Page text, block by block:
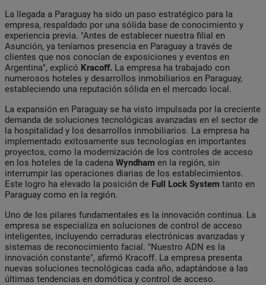
La llegada a Paraguay ha sido un paso estratégico para la
empresa, respaldado por una sólida base de conocimiento y
experiencia previa. "Antes de establecer nuestra filial en
Asunción, ya teníamos presencia en Paraguay a través de
clientes que nos conocían de exposiciones y eventos en
Argentina", explicó Kracoff. La empresa ha trabajado con
numerosos hoteles y desarrollos inmobiliarios en Paraguay,
estableciendo una reputación sólida en el mercado local.
La expansión en Paraguay se ha visto impulsada por la creciente
demanda de soluciones tecnológicas avanzadas en el sector de
la hospitalidad y los desarrollos inmobiliarios. La empresa ha
implementado exitosamente sus tecnologías en importantes
proyectos, como la modernización de los controles de acceso
en los hoteles de la cadena Wyndham en la región, sin
interrumpir las operaciones diarias de los establecimientos.
Este logro ha elevado la posición de Full Lock System tanto en
Paraguay como en la región.
Uno de los pilares fundamentales es la innovación continua. La
empresa se especializa en soluciones de control de acceso
inteligentes, incluyendo cerraduras electrónicas avanzadas y
sistemas de reconocimiento facial. "Nuestro ADN es la
innovación constante", afirmó Kracoff. La empresa presenta
nuevas soluciones tecnológicas cada año, adaptándose a las
últimas tendencias en domótica y control de acceso.